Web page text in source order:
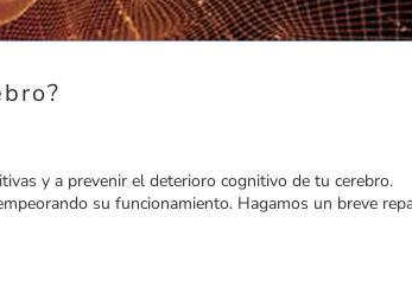
y a prevenir el deterioro cognitivo de tu cerebro.
su funcionamiento. Hagamos un breve